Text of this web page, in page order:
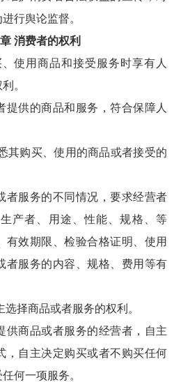
行舆论监督。
消费者的权利
用商品和接受服务时享有人
。
供的商品和服务，符合保障人
购买、使用的商品或者接受的
服务的不同情况，要求经营者
产者、用途、性能、规格、等
有效期限、检验合格证明、使用
者服务的内容、规格、费用等有
择商品或者服务的权利。
商品或者服务的经营者，自主
，自主决定购买或者不购买任何
何一项服务。